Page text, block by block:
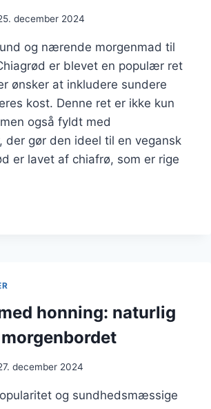
december 2024
og nærende morgenmad til
er blevet en populær ret
ønsker at inkludere sundere
kost. Denne ret er ikke kun
også fyldt med
gør den ideel til en vegansk
er lavet af chiafrø, som er rige
honning: naturlig
december 2024
og sundhedsmæssige